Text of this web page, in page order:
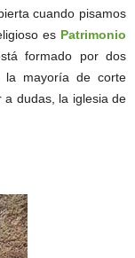
cuando pisamos
es Patrimonio
formado por dos
la mayoría de corte
a dudas, la iglesia de